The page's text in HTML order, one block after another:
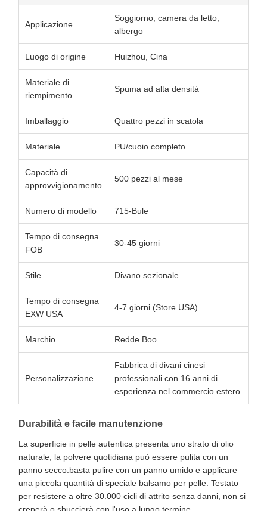
Applicazione
Soggiorno, camera da letto,
albergo
Luogo di origine Huizhou, Cina
Materiale di
riempimento
Spuma ad alta densità
Imballaggio Quattro pezzi in scatola
Materiale PU/cuoio completo
Capacità di
approvvigionamento
500 pezzi al mese
Numero di modello 715-Bule
Tempo di consegna
FOB
30-45 giorni
Stile Divano sezionale
Tempo di consegna
EXW USA
4-7 giorni (Store USA)
Marchio Redde Boo
Personalizzazione
Fabbrica di divani cinesi
professionali con 16 anni di
esperienza nel commercio estero
Durabilità e facile manutenzione
La superficie in pelle autentica presenta uno strato di olio
naturale, la polvere quotidiana può essere pulita con un
panno secco.basta pulire con un panno umido e applicare
una piccola quantità di speciale balsamo per pelle. Testato
per resistere a oltre 30.000 cicli di attrito senza danni, non si